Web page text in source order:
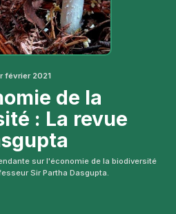
février 2021
de la
: La revue
sur l'économie de la biodiversité
Sir Partha Dasgupta.